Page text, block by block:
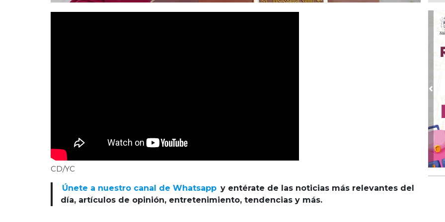
CD/YC
Únete a nuestro canal de Whatsapp y entérate de las noticias más relevantes del
día, artículos de opinión, entretenimiento, tendencias y más.